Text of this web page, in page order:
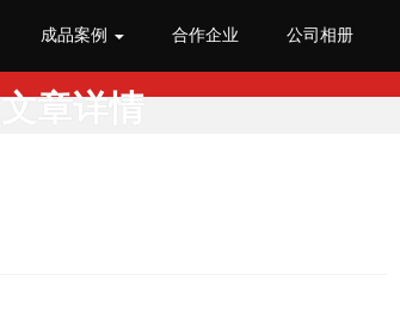
成品案例 合作企业 公司相册
文章详情